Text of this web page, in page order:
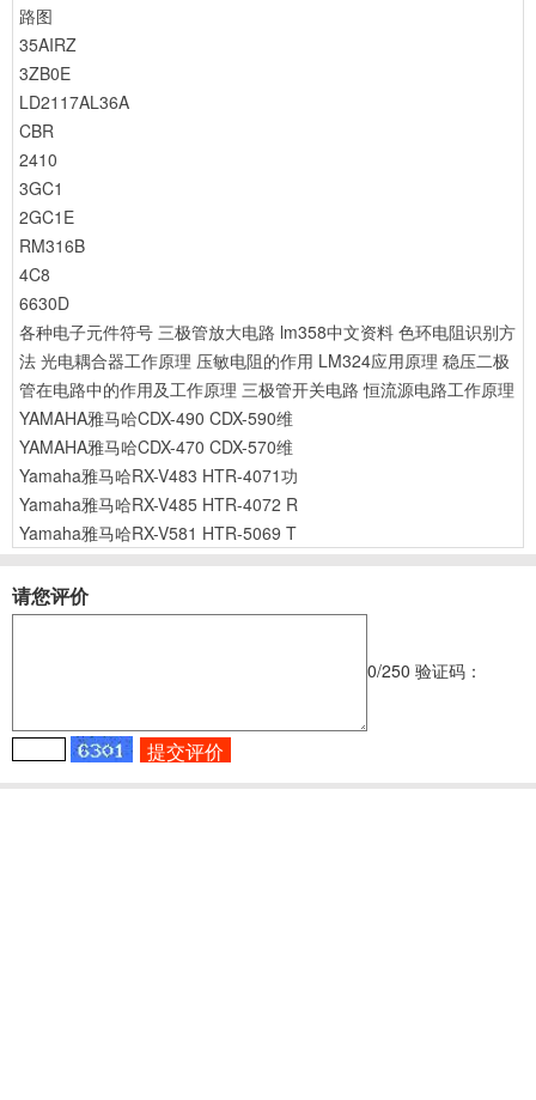
路图
35AIRZ
3ZB0E
LD2117AL36A
CBR
2410
3GC1
2GC1E
RM316B
4C8
6630D
各种电子元件符号 三极管放大电路 lm358中文资料 色环电阻识别方
法 光电耦合器工作原理 压敏电阻的作用 LM324应用原理 稳压二极
管在电路中的作用及工作原理 三极管开关电路 恒流源电路工作原理
YAMAHA雅马哈CDX-490 CDX-590维
YAMAHA雅马哈CDX-470 CDX-570维
Yamaha雅马哈RX-V483 HTR-4071功
Yamaha雅马哈RX-V485 HTR-4072 R
Yamaha雅马哈RX-V581 HTR-5069 T
请您评价
0/250 验证码：